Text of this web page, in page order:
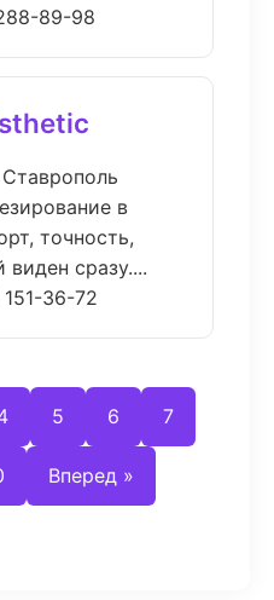
89-98
в
точность,
виден сразу....
36-72
5 6 7
Вперед »